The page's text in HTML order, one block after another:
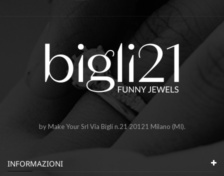
by Make Your Srl Via Bigli n.21 20121 Milano (MI).
INFORMAZIONI